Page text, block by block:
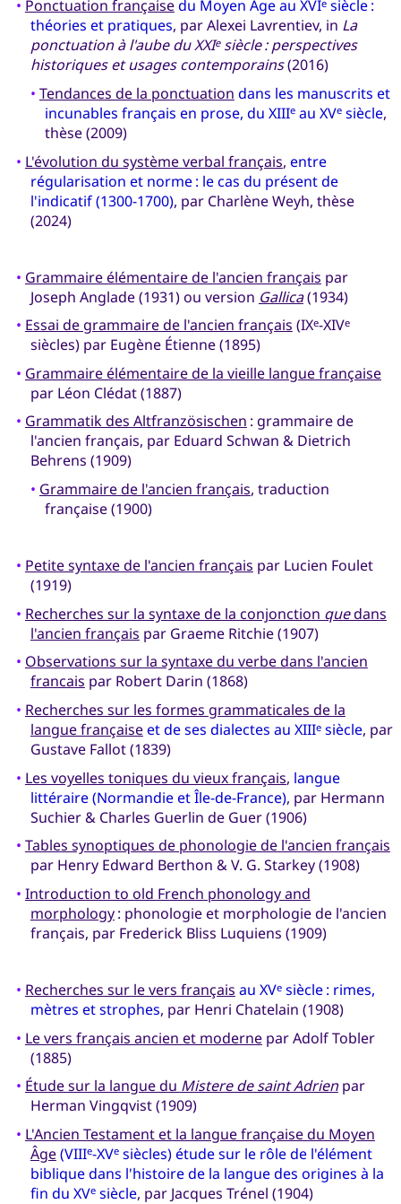
• Ponctuation françaisedu Moyen Âge au XVIesiècle :
théories et pratiques, par Alexei Lavrentiev, in La
ponctuation à l'aube du XXIesiècle : perspectives
historiques et usages contemporains(2016)
• Tendances de la ponctuation dans les manuscrits et
incunables français en prose, du XIIIeau XVesiècle,
thèse (2009)
• L'évolution du système verbal français, entre
régularisation et norme : le cas du présent de
l'indicatif (1300-1700), par Charlène Weyh, thèse
(2024)
• Grammaire élémentaire de l'ancien français par
Joseph Anglade (1931) ou version Gallica(1934)
• Essai de grammaire de l'ancien français (IXe-XIVe
siècles) par Eugène Étienne (1895)
• Grammaire élémentaire de la vieille langue française
par Léon Clédat (1887)
• Grammatik des Altfranzösischen : grammaire de
l'ancien français, par Eduard Schwan & Dietrich
Behrens (1909)
• Grammaire de l'ancien français, traduction
française (1900)
• Petite syntaxe de l'ancien français par Lucien Foulet
(1919)
• Recherches sur la syntaxe de la conjonction quedans
l'ancien français par Graeme Ritchie (1907)
• Observations sur la syntaxe du verbe dans l'ancien
francais par Robert Darin (1868)
• Recherches sur les formes grammaticales de la
langue françaiseet de ses dialectes au XIIIesiècle, par
Gustave Fallot (1839)
• Les voyelles toniques du vieux français, langue
littéraire (Normandie et Île-de-France), par Hermann
Suchier & Charles Guerlin de Guer (1906)
• Tables synoptiques de phonologie de l'ancien français
par Henry Edward Berthon & V. G. Starkey (1908)
• Introduction to old French phonology and
morphology: phonologie et morphologie de l'ancien
français, par Frederick Bliss Luquiens (1909)
• Recherches sur le vers français au XVesiècle : rimes,
mètres et strophes, par Henri Chatelain (1908)
• Le vers français ancien et modernepar Adolf Tobler
(1885)
• Étude sur la langue du Mistere de saint Adrienpar
Herman Vingqvist (1909)
• L'Ancien Testament et la langue française du Moyen
Âge(VIIIe-XVesiècles) étude sur le rôle de l'élément
biblique dans l'histoire de la langue des origines à la
fin du XVesiècle, par Jacques Trénel (1904)